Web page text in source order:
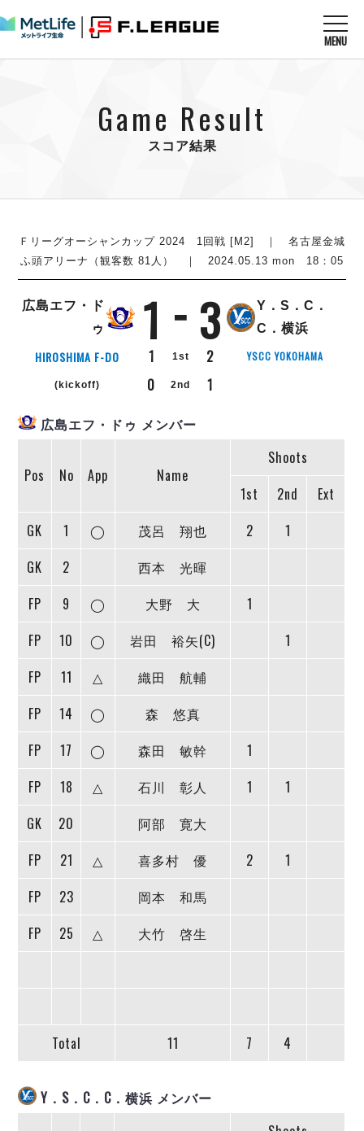
MENU
すべてのニュース
U-23選抜
チケット
メディア情報
その他
試合を観る MATCHES
順位表
戦績表
警告・退場・出場停止選手
個人ランキング｜ゴール
個人ランキング｜シュート
個人ランキング｜シュート成功率
メットライフ生命Ｆ２リーグ
順位表
警告・退場・出場停止選手
個人ランキング｜シュート
個人ランキング｜第2PK
メットライフ生命Ｆリーグカップ 2026
大会概要
アリーナ情報
チケット情報
過去の記録
エスポラーダ北海道
バルドラール浦安
フウガドールすみだ
立川アスレティックFC
ペスカドーラ町田
ボアルース長野
シュライカー大阪
メットライフ生命Ｆ２リーグ
ヴォスクオーレ仙台
リガーレヴィア葛飾
Y．S．C．C．横浜
ヴィンセドール白山
アグレミーナ浜松
ポルセイド浜田
ミラクルスマイル新居浜
チケットを買う TICKET
アリーナ情報 ARENA
リーグ概要 ABOUT US
リーグ概要
大会概要
クラブライセンス関連
過去の記録 ARCHIVE
過去の試合記録
ディビジョン2 試合記録
Ｆリーグカップ 試合記録
リーグ統計データ
記念ゴール
担当審判員
選手の通算記録（Ｆ１）
バルドラール浦安
フウガドールすみだ
立川アスレティックFC
湘南ベルマーレ
ボアルース長野
選手の通算記録（Ｆ２）
ヴォスクオーレ仙台
プロジェクト PROJECT
ABeam AWARD
DIVISION 02
FOLLOW US!
Game Result
スコア結果
Ｆリーグオーシャンカップ 2024 1回戦 [M2] ｜ 名古屋金城
ふ頭アリーナ（観客数 81人） ｜ 2024.05.13 mon 18：05
広島エフ・ド
ゥ
1 3
Y．S．C．
C．横浜
HIROSHIMA F-DO 1 1st 2 YSCC YOKOHAMA
(kickoff) 0 2nd
1
広島エフ・ドゥ メンバー
Pos No App Name
Shoots
1st
2nd
Ext
GK
1 ◯ 茂呂 翔也 2
1
GK
2
西本 光暉
FP
9 ◯ 大野 大
1
FP
10 ◯ 岩田 裕矢(C)
1
FP
11 △
織田 航輔
FP
14 ◯
森 悠真
FP
17 ◯ 森田 敏幹
1
FP
18 △ 石川 彰人 1
1
GK
20
阿部 寛大
FP
21 △ 喜多村 優 2
1
FP
23
岡本 和馬
FP
25 △ 大竹 啓生
Total 11 7 4
Y．S．C．C．横浜 メンバー